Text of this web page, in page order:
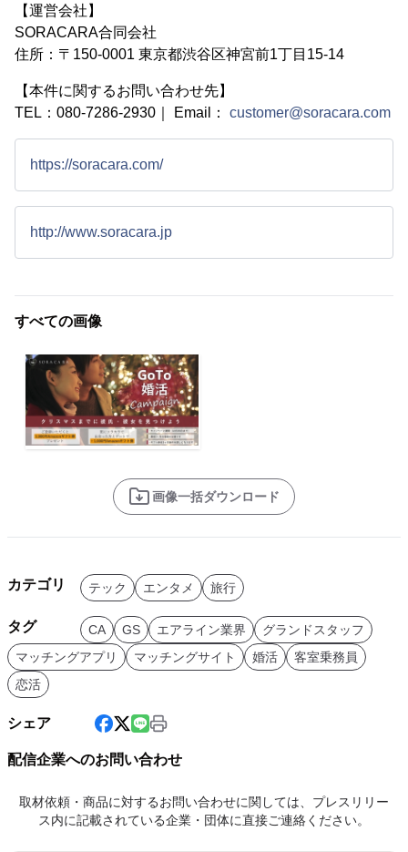
【運営会社】
SORACARA合同会社
住所：〒150-0001 東京都渋谷区神宮前1丁目15-14
【本件に関するお問い合わせ先】
TEL：080-7286-2930｜ Email： customer@soracara.com
https://soracara.com/
http://www.soracara.jp
すべての画像
画像一括ダウンロード
カテゴリ テック エンタメ 旅行
タグ CA GS エアライン業界
グランドスタッフ
マッチングアプリ
マッチングサイト 婚活
客室乗務員
恋活
シェア
配信企業へのお問い合わせ
取材依頼・商品に対するお問い合わせに関しては、プレスリリー
ス内に記載されている企業・団体に直接ご連絡ください。